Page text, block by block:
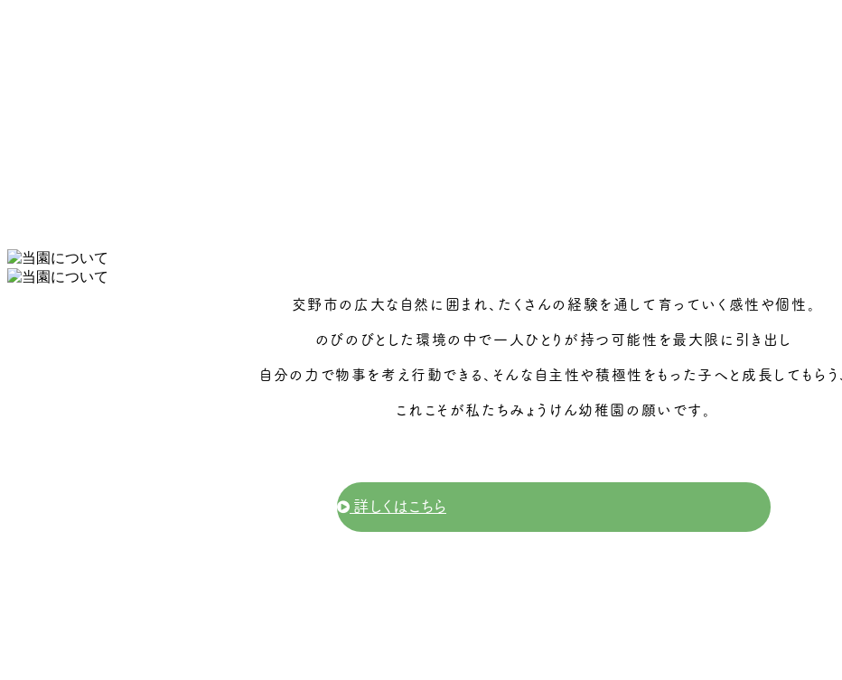
交野市の広大な自然に囲まれ、たくさんの経験を通して育っていく感性や個性。
のびのびとした環境の中で一人ひとりが持つ可能性を最大限に引き出し
自分の力で物事を考え行動できる、そんな自主性や積極性をもった子へと成長してもらう、
これこそが私たちみょうけん幼稚園の願いです。
詳しくはこちら